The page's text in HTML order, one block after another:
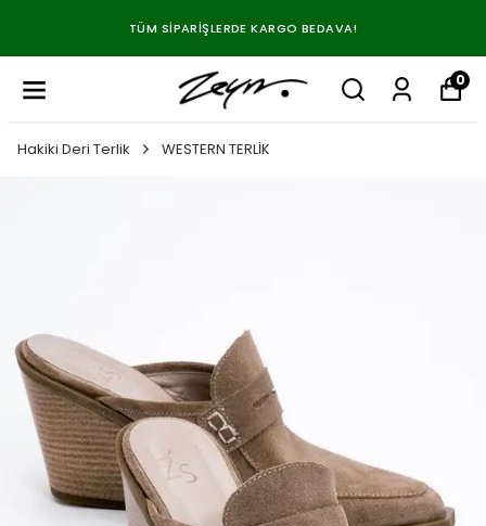
TÜM SIPARIŞLERDE KARGO BEDAVA!
0
Hakiki Deri Terlik WESTERN TERLİK